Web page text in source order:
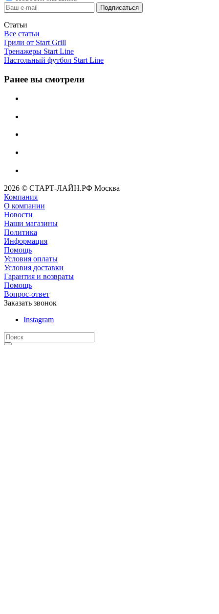
Статьи
Все статьи
Грили от Start Grill
Тренажеры Start Line
Настольный футбол Start Line
Ранее вы смотрели
2026 © СТАРТ-ЛАЙН.РФ Москва
Компания
О компании
Новости
Наши магазины
Политика
Информация
Помощь
Условия оплаты
Условия доставки
Гарантия и возвраты
Помощь
Вопрос-ответ
Заказать звонок
Instagram